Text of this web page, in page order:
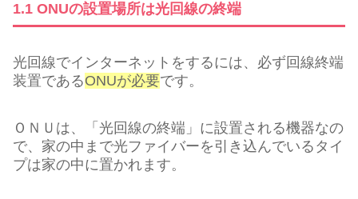
1.1 ONUの設置場所は光回線の終端
光回線でインターネットをするには、必ず回線終端
装置であるONUが必要です。
ＯＮＵは、「光回線の終端」に設置される機器なの
で、家の中まで光ファイバーを引き込んでいるタイ
プは家の中に置かれます。